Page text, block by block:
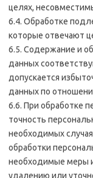
целях,
6.4. Обработке
которые отвечают
6.5. Содержание и
данных
допускается
данных по
6.6. При обработке
точность
необходимых
обработки
необходимые меры
удалению или